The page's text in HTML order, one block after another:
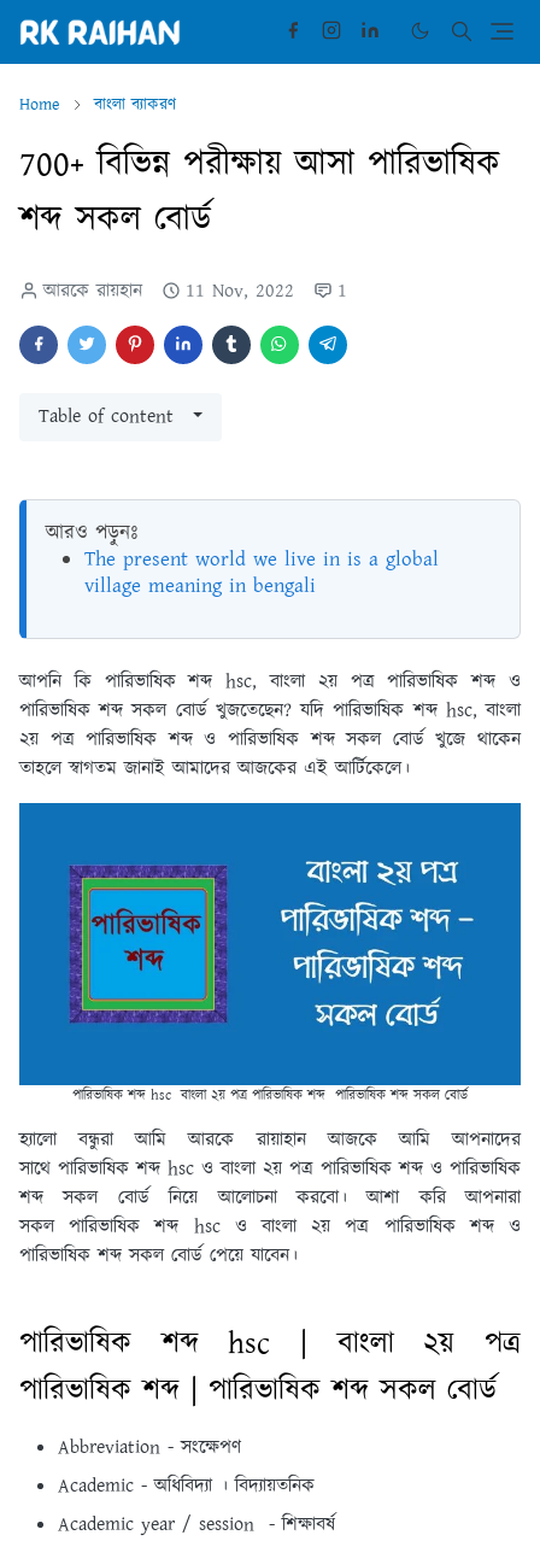
Home বাংলা ব্যাকরণ
700+ বিভিন্ন পরীক্ষায় আসা পারিভাষিক
শব্দ সকল বোর্ড
আরকে রায়হান 11 Nov, 2022 1
Table of content
আরও পড়ুনঃ
The present world we live in is a global
village meaning in bengali
আপনি কি পারিভাষিক শব্দ hsc, বাংলা ২য় পত্র পারিভাষিক শব্দ ও
পারিভাষিক শব্দ সকল বোর্ড খুজতেছেন? যদি পারিভাষিক শব্দ hsc, বাংলা
২য় পত্র পারিভাষিক শব্দ ও পারিভাষিক শব্দ সকল বোর্ড খুজে থাকেন
তাহলে স্বাগতম জানাই আমাদের আজকের এই আর্টিকেলে।
পারিভাষিক শব্দ hsc বাংলা ২য় পত্র পারিভাষিক শব্দ পারিভাষিক শব্দ সকল বোর্ড
হ্যালো বন্ধুরা আমি আরকে রায়াহান আজকে আমি আপনাদের
সাথে পারিভাষিক শব্দ hsc ও বাংলা ২য় পত্র পারিভাষিক শব্দ ও পারিভাষিক
শব্দ সকল বোর্ড নিয়ে আলোচনা করবো। আশা করি আপনারা
সকল পারিভাষিক শব্দ hsc ও বাংলা ২য় পত্র পারিভাষিক শব্দ ও
পারিভাষিক শব্দ সকল বোর্ড পেয়ে যাবেন।
পারিভাষিক শব্দ hsc | বাংলা ২য় পত্র
পারিভাষিক শব্দ | পারিভাষিক শব্দ সকল বোর্ড
Abbreviation - সংক্ষেপণ
Academic - অধিবিদ্যা । বিদ্যায়তনিক
Academic year / session - শিক্ষাবর্ষ